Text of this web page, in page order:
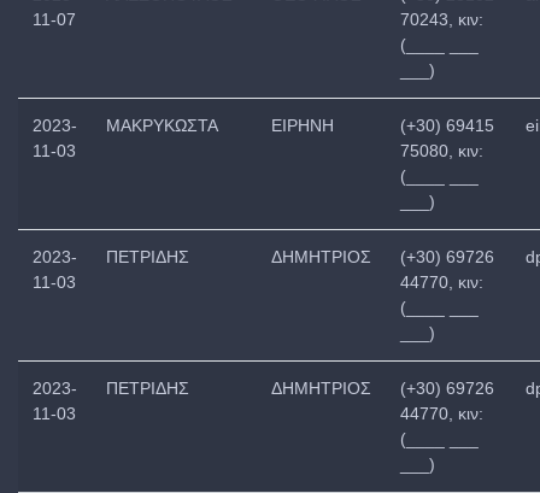
11-07
70243, κιν:
(____ ___
___)
2023-
11-03
ΜΑΚΡΥΚΩΣΤΑ ΕΙΡΗΝΗ
(+30) 69415
75080, κιν:
(____ ___
___)
2023-
11-03
ΠΕΤΡΙΔΗΣ ΔΗΜΗΤΡΙΟΣ
(+30) 69726
44770, κιν:
(____ ___
___)
2023-
11-03
ΠΕΤΡΙΔΗΣ ΔΗΜΗΤΡΙΟΣ
(+30) 69726
44770, κιν:
(____ ___
___)